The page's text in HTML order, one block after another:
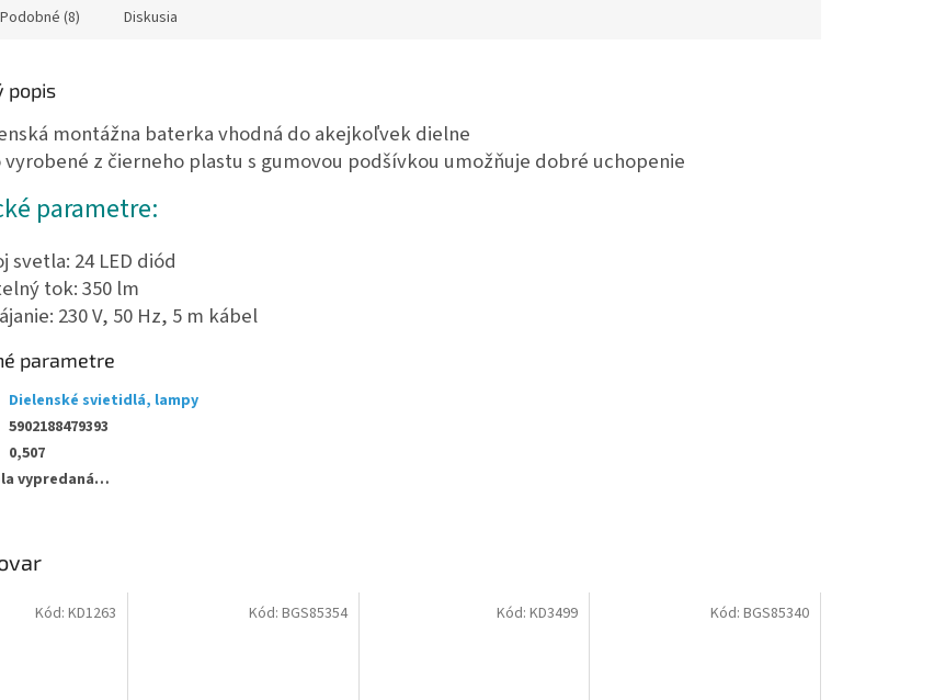
Kód: KD1263 Kód: BGS85354 Kód:KD3499 Kód: BGS85340
Podobné (8) Diskusia
popis
montážna baterka vhodná do akejkoľvek dielne
vyrobené z čierneho plastu s gumovou podšívkou umožňuje dobré uchopenie
parametre:
svetla: 24 LED diód
tok: 350 lm
230 V, 50 Hz, 5 m kábel
parametre
Dielenské svietidlá, lampy
5902188479393
0,507
vypredaná…